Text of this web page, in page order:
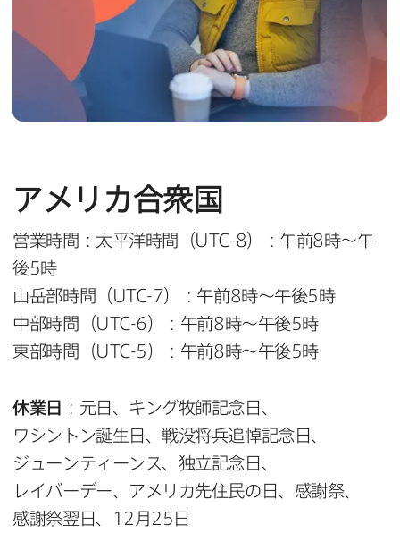
アメリカ合衆国
営業時間：太平洋時間（UTC-8 ）：午前8 時～午
後5時
山岳部時間（ UTC-7）：午前8時～午後5 時
中部時間（UTC-6 ）：午前8 時～午後5時
東部時間（UTC-5 ）：午前8 時～午後5時
休業日
：元日、​キング牧師記念日、​
ワシントン誕生日、​戦没将兵追悼記念日、​
ジューンティーンス、​独立記念日、​
レイバーデー、​アメリカ先住民の​日、​感謝祭、​
感謝祭翌日、
12 月 25 日